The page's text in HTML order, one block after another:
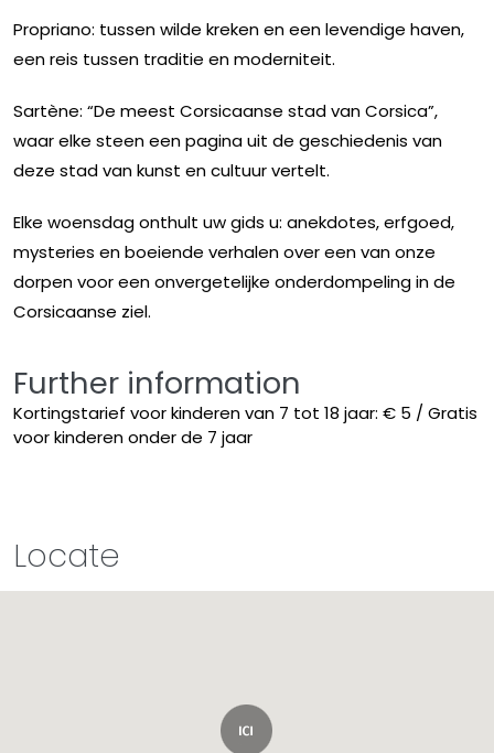
Propriano: tussen wilde kreken en een levendige haven,
een reis tussen traditie en moderniteit.
Sartène: “De meest Corsicaanse stad van Corsica”,
waar elke steen een pagina uit de geschiedenis van
deze stad van kunst en cultuur vertelt.
Elke woensdag onthult uw gids u: anekdotes, erfgoed,
mysteries en boeiende verhalen over een van onze
dorpen voor een onvergetelijke onderdompeling in de
Corsicaanse ziel.
Further information
Kortingstarief voor kinderen van 7 tot 18 jaar: € 5 / Gratis
voor kinderen onder de 7 jaar
Locate